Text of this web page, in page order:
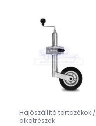
Hajószállító tartozékok /
alkatrészek